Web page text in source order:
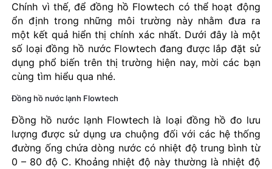
Chính vì thế, để đồng hồ Flowtech có thể hoạt động
ổn định trong những môi trường này nhằm đưa ra
một kết quả hiển thị chính xác nhất. Dưới đây là một
số loại đồng hồ nước Flowtech đang được lắp đặt sử
dụng phổ biến trên thị trường hiện nay, mời các bạn
cùng tìm hiểu qua nhé.
Đồng hồ nước lạnh Flowtech
Đồng hồ nước lạnh Flowtech là loại đồng hồ đo lưu
lượng được sử dụng ưa chuộng đối với các hệ thống
đường ống chứa dòng nước có nhiệt độ trung bình từ
0 – 80 độ C. Khoảng nhiệt độ này thường là nhiệt độ